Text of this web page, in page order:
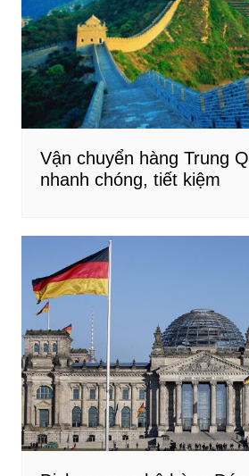
Vận chuyển hàng Trung
nhanh chóng, tiết kiệm